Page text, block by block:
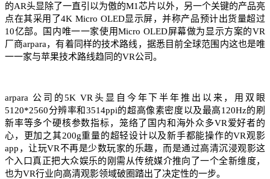
的AR头显除了一直引以为傲的M1芯片以外，另一个关键的产品亮
点在其采用了4K Micro OLED显示屏，并称产品预计出货量超过
10亿部。国内唯一一家使用Micro OLED屏幕做为显示方案的VR
厂商arpara，有着同样的技术路线，据悉目前全球范围内这也是唯
一一家与苹果技术路线趋同的VR公司。
arpara 公司的5K VR头显自今年下半年推出以来，用双眼
5120*2560分辨率和3514ppi的超高像素密度以及最高120Hz的刷
新率等多个硬核参数指标，笼络了国内和海外众多VR爱好者的
心，更加之其200g重量的超轻设计以及新手都能操作的VR观影
app，让玩VR不再是少数玩家的乐趣，而是通过高清沉浸观影这
个入口真正把大众娱乐的刚需从传统媒介推向了一个全新维度，
也为VR行业向高清观影领域破圈踏出了决定性的一步。